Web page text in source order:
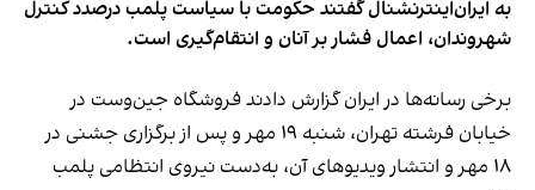
به ایران‌اینترنشنال گفتند حکومت با سیاست پلمب درصدد کنترل
شهروندان، اعمال فشار بر آنان و انتقام‌گیری است.
برخی رسانه‌ها در ایران گزارش دادند فروشگاه جین‌وست در
خیابان فرشته تهران، شنبه ۱۹ مهر و پس از برگزاری جشنی در
۱۸ مهر و انتشار ویدیوهای آن، به‌دست نیروی انتظامی پلمب